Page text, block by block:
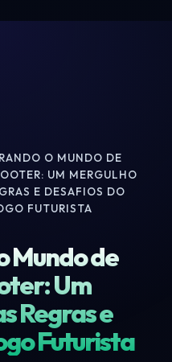
O MUNDO DE
UM MERGULHO
E DESAFIOS DO
FUTURISTA
Mundo de
Um
Regras e
Futurista